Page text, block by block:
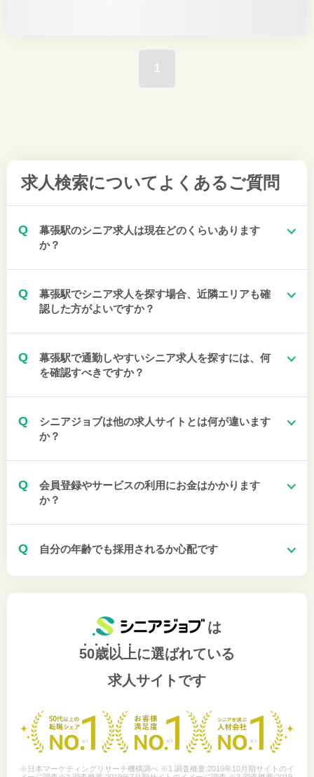
1
求人検索について よくあるご質問
Q
幕張駅のシニア求人は現在どのくらいあります
か？
Q
幕張駅でシニア求人を探す場合、近隣エリアも確
認した方がよいですか？
Q
幕張駅で通勤しやすいシニア求人を探すには、何
を確認すべきですか？
Q
シニアジョブは他の求人サイトとは何が違います
か？
Q
会員登録やサービスの利用にお金はかかります
か？
Q 自分の年齢でも採用されるか心配です
は
50歳以上に選ばれている
求人サイトです
※日本マーケティングリサーチ機構調べ ※1 調査概要:2019年10月期サイトのイ